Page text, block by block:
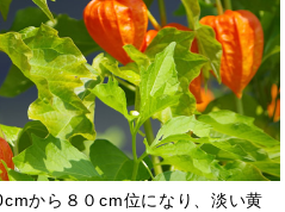
から８０cm位になり、淡い黄